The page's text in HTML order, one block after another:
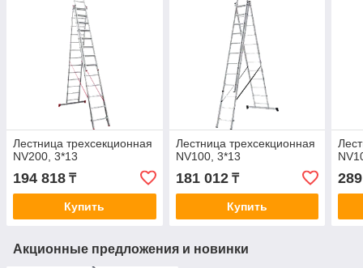
Лестница трехсекционная
NV200, 3*13
194 818 ₸
Купить
Лестница трехсекционная
NV100, 3*13
181 012₸
Купить
Акционные предложения и новинки